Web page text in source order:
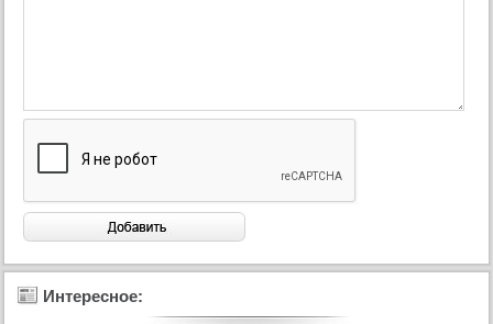
Интересное: